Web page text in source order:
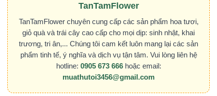
TanTamFlower
TanTamFlower chuyên cung cấp các sản phẩm hoa tươi,
giỏ quà và trái cây cao cấp cho mọi dịp: sinh nhật, khai
trương, tri ân,... Chúng tôi cam kết luôn mang lại các sản
phẩm tinh tế, ý nghĩa và dịch vụ tận tâm. Vui lòng liên hệ
hotline: 0905 673 666hoặc email:
muathutoi3456@gmail.com